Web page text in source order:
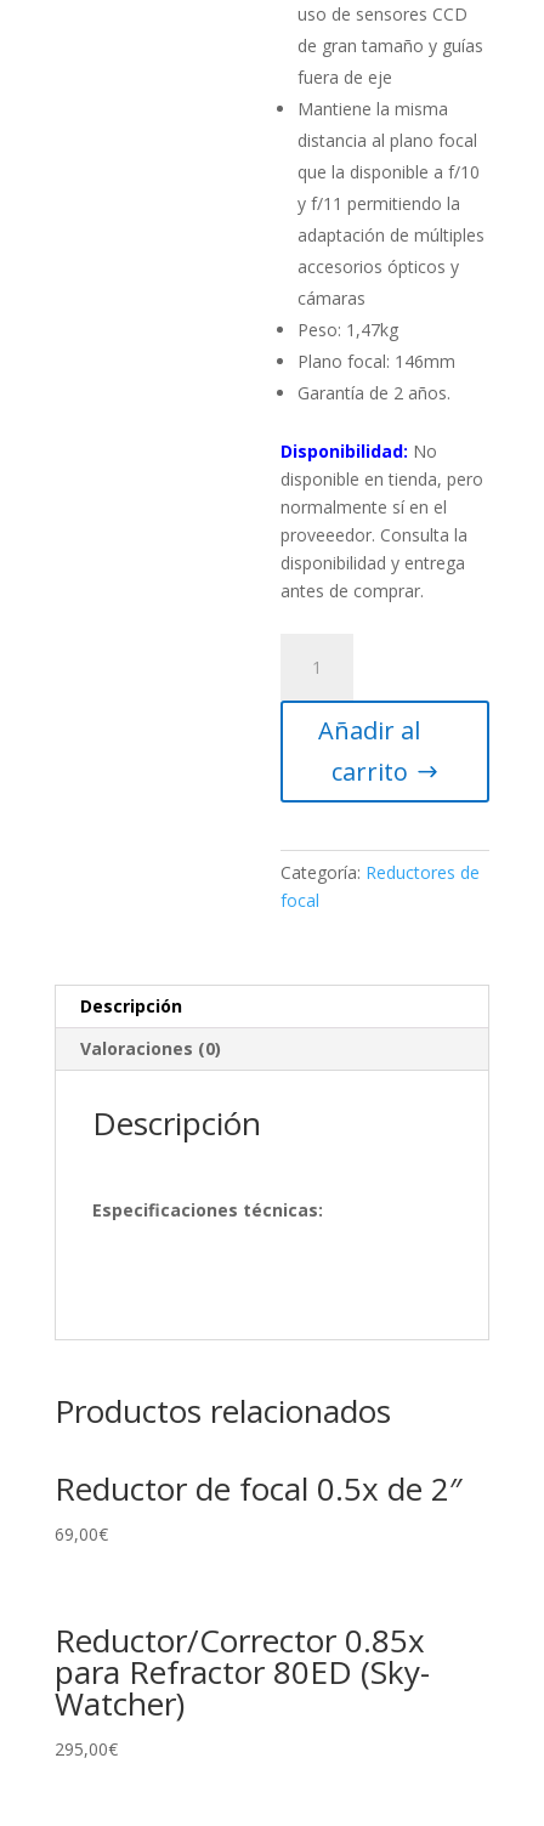
uso de sensores CCD
de gran tamaño y guías
fuera de eje
Mantiene la misma
distancia al plano focal
que la disponible a f/10
y f/11 permitiendo la
adaptación de múltiples
accesorios ópticos y
cámaras
Peso: 1,47kg
Plano focal: 146mm
Garantía de 2 años.
Disponibilidad: No
disponible en tienda, pero
normalmente sí en el
proveeedor. Consulta la
disponibilidad y entrega
antes de comprar.
reductora
0.7x
Añadir al
carrito
Categoría: Reductores de
focal
Descripción
Valoraciones (0)
Descripción
Especificaciones técnicas:
Productos relacionados
Reductor de focal 0.5x de 2″
69,00€
Reductor/Corrector 0.85x
para Refractor 80ED (Sky-
Watcher)
295,00€